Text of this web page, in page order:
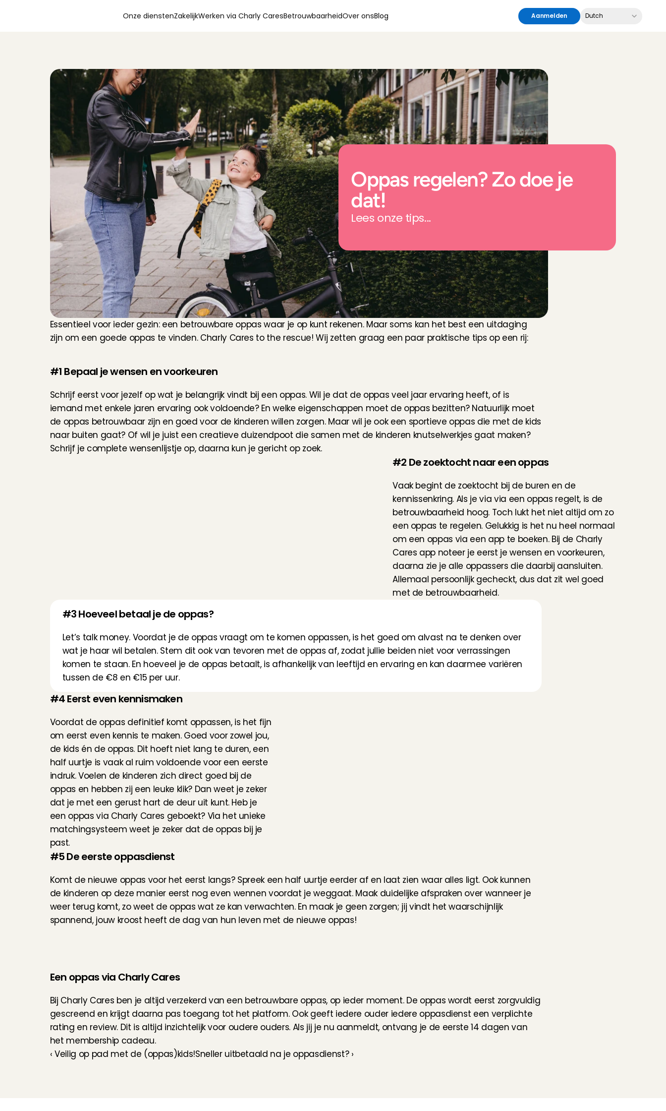
Onze dienstenZakelijkWerken via Charly CaresBetrouwbaarheidOver onsBlog Aanmelden Dutch
Oppas regelen? Zo doe je
dat!
Lees onze tips...
Essentieel voor ieder gezin: een betrouwbare oppas waar je op kunt rekenen. Maar soms kan het best een uitdaging
zijn om een goede oppas te vinden. Charly Cares to the rescue! Wij zetten graag een paar praktische tips op een rij:
#1 Bepaal je wensen en voorkeuren
Schrijf eerst voor jezelf op wat je belangrijk vindt bij een oppas. Wil je dat de oppas veel jaar ervaring heeft, of is
iemand met enkele jaren ervaring ook voldoende? En welke eigenschappen moet de oppas bezitten? Natuurlijk moet
de oppas betrouwbaar zijn en goed voor de kinderen willen zorgen. Maar wil je ook een sportieve oppas die met de kids
naar buiten gaat? Of wil je juist een creatieve duizendpoot die samen met de kinderen knutselwerkjes gaat maken?
Schrijf je complete wensenlijstje op, daarna kun je gericht op zoek.
#2 De zoektocht naar een oppas
Vaak begint de zoektocht bij de buren en de
kennissenkring. Als je via via een oppas regelt, is de
betrouwbaarheid hoog. Toch lukt het niet altijd om zo
een oppas te regelen. Gelukkig is het nu heel normaal
om een oppas via een app te boeken. Bij de Charly
Cares app noteer je eerst je wensen en voorkeuren,
daarna zie je alle oppassers die daarbij aansluiten.
Allemaal persoonlijk gecheckt, dus dat zit wel goed
met de betrouwbaarheid.
#3 Hoeveel betaal je de oppas?
Let’s talk money. Voordat je de oppas vraagt om te komen oppassen, is het goed om alvast na te denken over
wat je haar wil betalen. Stem dit ook van tevoren met de oppas af, zodat jullie beiden niet voor verrassingen
komen te staan. En hoeveel je de oppas betaalt, is afhankelijk van leeftijd en ervaring en kan daarmee variëren
tussen de €8 en €15 per uur.
#4 Eerst even kennismaken
Voordat de oppas definitief komt oppassen, is het fijn
om eerst even kennis te maken. Goed voor zowel jou,
de kids én de oppas. Dit hoeft niet lang te duren, een
half uurtje is vaak al ruim voldoende voor een eerste
indruk. Voelen de kinderen zich direct goed bij de
oppas en hebben zij een leuke klik? Dan weet je zeker
dat je met een gerust hart de deur uit kunt. Heb je
matchingsysteem weet je zeker dat de oppas bij je
past.
#5 De eerste oppasdienst
Komt de nieuwe oppas voor het eerst langs? Spreek een half uurtje eerder af en laat zien waar alles ligt. Ook kunnen
de kinderen op deze manier eerst nog even wennen voordat je weggaat. Maak duidelijke afspraken over wanneer je
weer terug komt, zo weet de oppas wat ze kan verwachten. En maak je geen zorgen; jij vindt het waarschijnlijk
spannend, jouw kroost heeft de dag van hun leven met de nieuwe oppas!
Een oppas via Charly Cares
Bij Charly Cares ben je altijd verzekerd van een betrouwbare oppas, op ieder moment. De oppas wordt eerst zorgvuldig
gescreend en krijgt daarna pas toegang tot het platform. Ook geeft iedere ouder iedere oppasdienst een verplichte
rating en review. Dit is altijd inzichtelijk voor oudere ouders. Als jij je nu aanmeldt, ontvang je de eerste 14 dagen van
het membership cadeau.
‹ Veilig op pad met de (oppas)kids!Sneller uitbetaald na je oppasdienst? ›